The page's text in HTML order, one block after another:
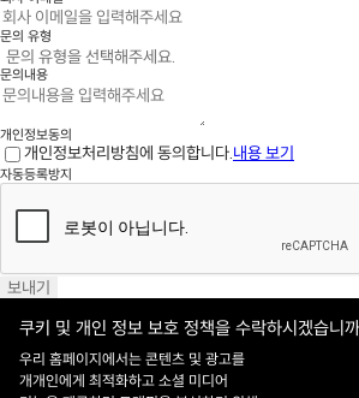
문의 유형
문의내용
개인정보동의
개인정보처리방침에 동의합니다. 내용 보기
자동등록방지
보내기
홈페이지 이용약관 ·
개인정보처리방침
쿠키 및 개인 정보 보호 정책을 수락하시겠습니
우리 홈페이지에서는 콘텐츠 및 광고를
개개인에게 최적화하고 소셜 미디어